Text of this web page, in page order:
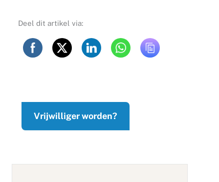
Deel dit artikel via:
Vrijwilliger worden?